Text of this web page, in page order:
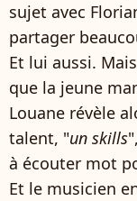
sujet avec
partager
Et lui aussi.
que la jeune
Louane révèle
talent, "un skills
à écouter mot
Et le musicien